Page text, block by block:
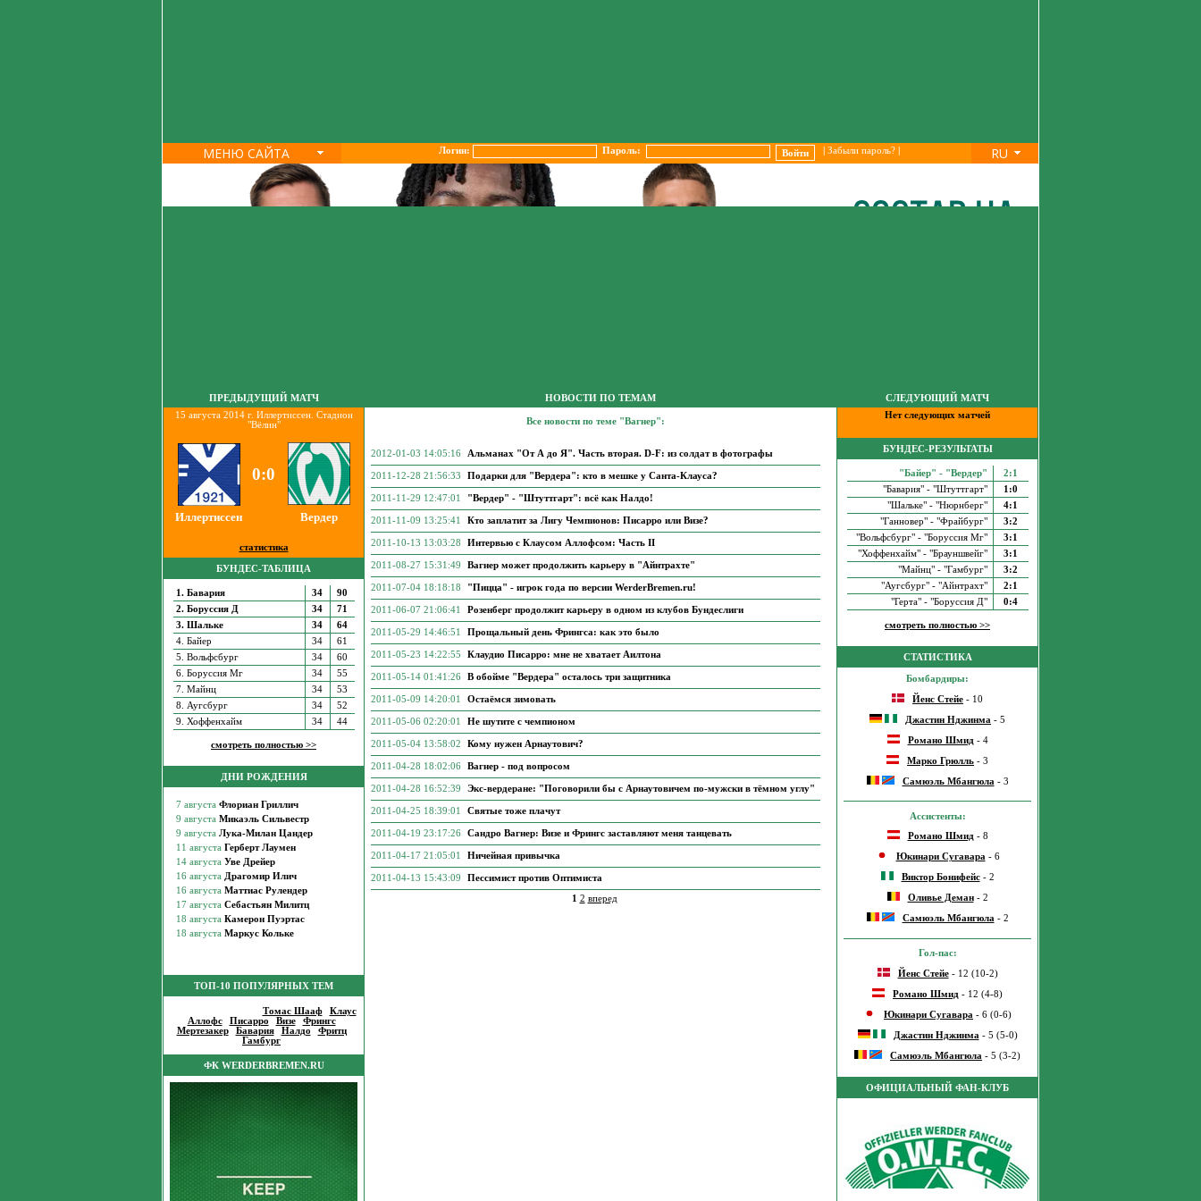
МЕНЮ САЙТА Логин: Пароль: Забыли пароль?| RU
ПРЕДЫДУЩИЙ МАТЧ
15 августа 2014 г. Иллертиссен. Стадион
"Вёлин"
0:0
Иллертиссен Вердер
статистика
БУНДЕС-ТАБЛИЦА
1. Бавария 34
90
2. Боруссия Д
34
71
3. Шальке
34
64
4. Байер
34
61
5. Вольфсбург
34
60
6. Боруссия Мг
34
55
7. Майнц
34
53
8. Аугсбург
34
52
9. Хоффенхайм
34 44
смотреть полностью >>
ДНИ РОЖДЕНИЯ
ТОП-10 ПОПУЛЯРНЫХ ТЕМ
Томас Шааф| Клаус
Аллофс| Писарро Визе| Фрингс|
Мертезакер| Бавария| Налдо Фритц|
Гамбург
ФК WERDERBREMEN.RU
НОВОСТИ ПО ТЕМАМ
Все новости по теме "Вагнер":
2012-01-03 14:05:16 Альманах "От А до Я". Часть вторая. D-F: из солдат в фотографы
2011-12-28 21:56:33 Подарки для "Вердера": кто в мешке у Санта-Клауса?
2011-11-29 12:47:01 "Вердер" - "Штуттгарт": всё как Налдо!
2011-11-09 13:25:41 Кто заплатит за Лигу Чемпионов: Писарро или Визе?
2011-10-13 13:03:28 Интервью с Клаусом Аллофсом: Часть II
2011-08-27 15:31:49 Вагнер может продолжить карьеру в "Айнтрахте"
2011-07-04 18:18:18 "Пицца" - игрок года по версии WerderBremen.ru!
2011-06-07 21:06:41 Розенберг продолжит карьеру в одном из клубов Бундеслиги
2011-05-29 14:46:51 Прощальный день Фрингса: как это было
2011-05-23 14:22:55 Клаудио Писарро: мне не хватает Аилтона
2011-05-14 01:41:26 В обойме "Вердера" осталось три защитника
2011-05-09 14:20:01 Остаёмся зимовать
2011-05-06 02:20:01 Не шутите с чемпионом
2011-05-04 13:58:02 Кому нужен Арнаутович?
2011-04-28 18:02:06 Вагнер - под вопросом
2011-04-28 16:52:39 Экс-вердеране: "Поговорили бы с Арнаутовичем по-мужски в тёмном углу"
2011-04-25 18:39:01 Святые тоже плачут
2011-04-19 23:17:26 Сандро Вагнер: Визе и Фрингс заставляют меня танцевать
2011-04-17 21:05:01 Ничейная привычка
2011-04-13 15:43:09 Пессимист против Оптимиста
1 2 вперед
СЛЕДУЮЩИЙ МАТЧ
Нет следующих матчей
БУНДЕС-РЕЗУЛЬТАТЫ
"Байер" - "Вердер"
2:1
"Бавария" - "Штуттгарт"
1:0
"Шальке" - "Нюрнберг"
4:1
"Ганновер" - "Фрайбург"
3:2
"Вольфсбург" - "Боруссия Мг"
3:1
"Хоффенхайм" - "Брауншвейг"
3:1
"Майнц" - "Гамбург"
3:2
"Аугсбург" - "Айнтрахт"
2:1
"Герта" - "Боруссия Д"
0:4
смотреть полностью >>
СТАТИСТИКА
Бомбардиры:
Йенс Стейе - 10
Джастин Нджинма - 5
Романо Шмид- 4
Марко Грюлль - 3
Самюэль Мбангюла - 3
Ассистенты:
Романо Шмид- 8
Юкинари Сугавара- 6
Виктор Бонифейс- 2
Оливье Деман- 2
Самюэль Мбангюла- 2
Гол-пас:
Йенс Стейе- 12 (10-2)
Романо Шмид - 12 (4-8)
Юкинари Сугавара - 6 (0-6)
Джастин Нджинма - 5 (5-0)
Самюэль Мбангюла - 5 (3-2)
ОФИЦИАЛЬНЫЙ ФАН-КЛУБ